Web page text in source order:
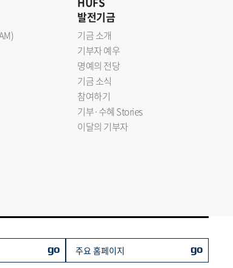
발전기금
기금 소개
기부자 예우
명예의 전당
기금 소식
참여하기
기부·수혜 Stories
이달의 기부자
go 주요 홈페이지 go